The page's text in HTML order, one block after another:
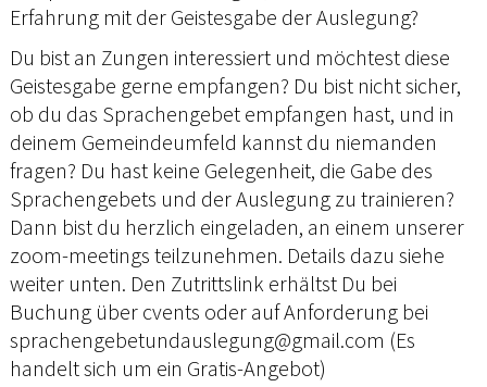
Erfahrung mit der Geistesgabe der Auslegung?
Du bist an Zungen interessiert und möchtest diese
Geistesgabe gerne empfangen? Du bist nicht sicher,
ob du das Sprachengebet empfangen hast, und in
deinem Gemeindeumfeld kannst du niemanden
fragen? Du hast keine Gelegenheit, die Gabe des
Sprachengebets und der Auslegung zu trainieren?
Dann bist du herzlich eingeladen, an einem unserer
zoom-meetings teilzunehmen. Details dazu siehe
weiter unten. Den Zutrittslink erhältst Du bei
Buchung über cvents oder auf Anforderung bei
sprachengebetundauslegung@gmail.com (Es
handelt sich um ein Gratis-Angebot)